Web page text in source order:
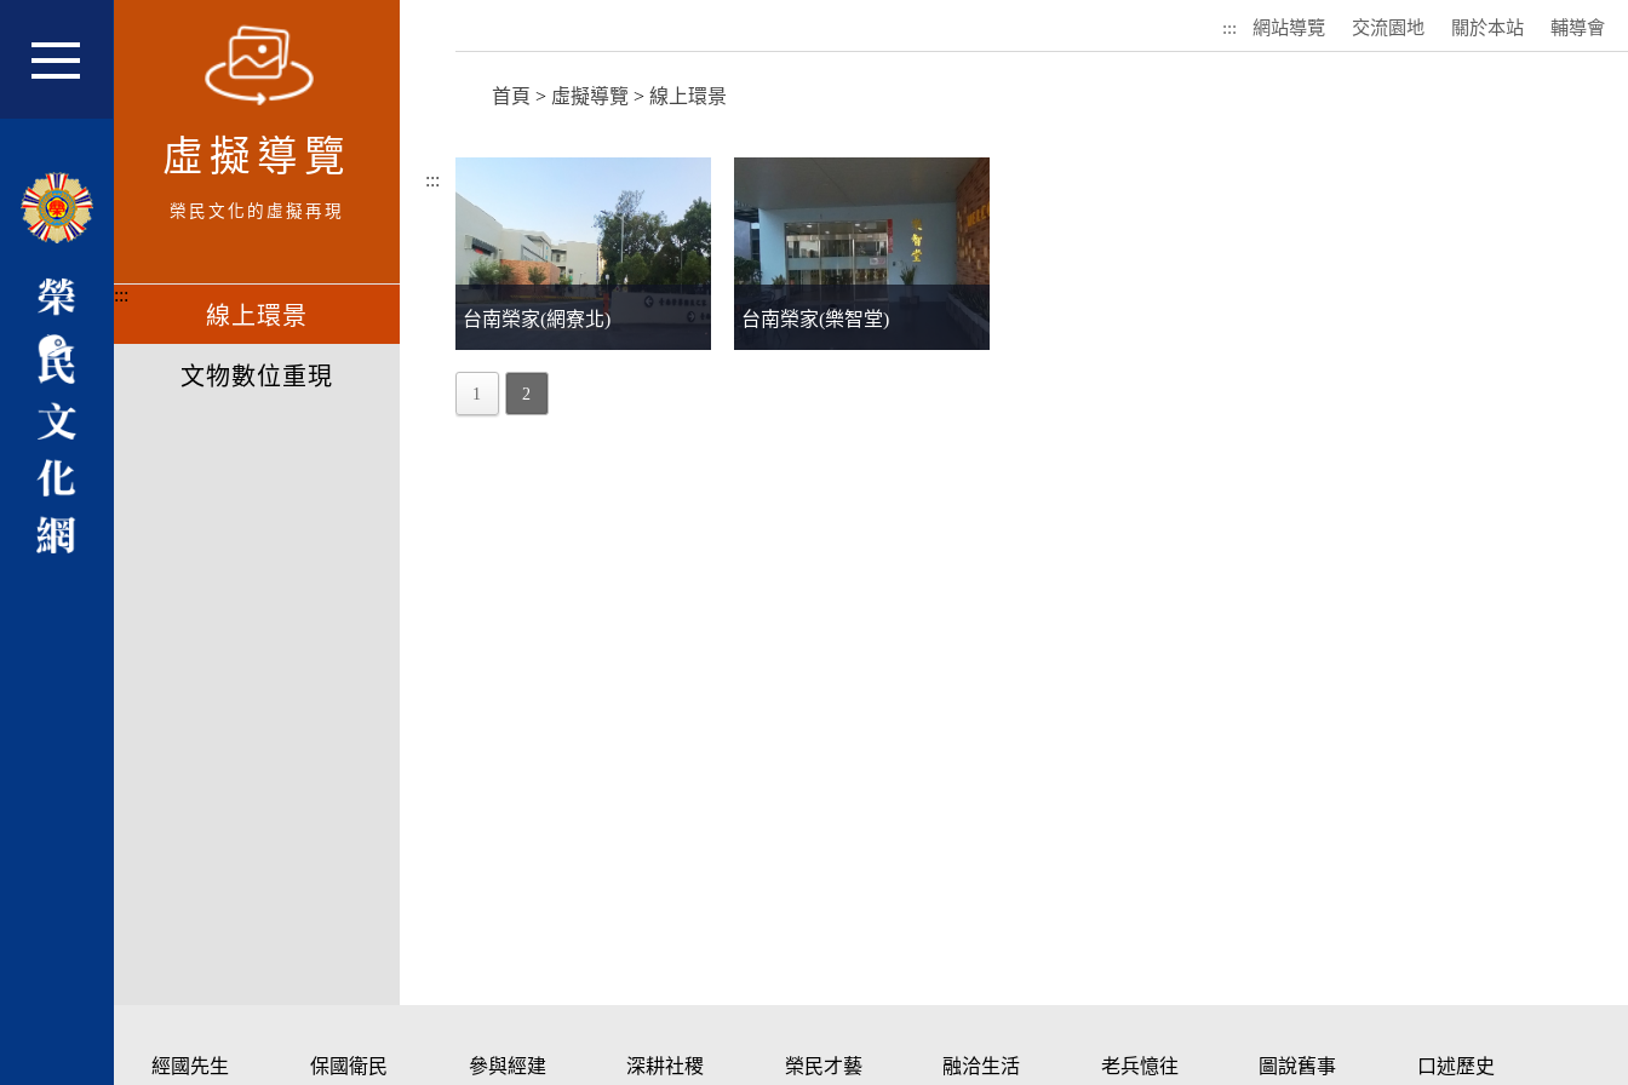
虛擬導覽
榮民文化的虛擬再現
:::
線上環景
文物數位重現
::: 網站導覽 交流園地 關於本站 輔導會
首頁 > 虛擬導覽 > 線上環景
:::
台南榮家(網寮北) 台南榮家(樂智堂)
1 2
經國先生 保國衛民 參與經建 深耕社稷 榮民才藝 融洽生活 老兵憶往 圖說舊事 口述歷史